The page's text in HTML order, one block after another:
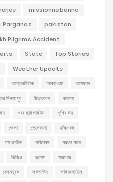
missionnabanna
Parganas
pakistan
Pilgrims Accident
State
Top Stories
Weather Update
আন্তর্জাতিক আবহাওয়া
আমফান
দিনাজপুর উত্তরবঙ্গ
করোনা
খবর হাইলাইটস
খুশির ঈদ
জেলা তেলেঙ্গানা
দক্ষিণবঙ্গ
পথ দুর্ঘটনা পশ্চিমবঙ্গ
প্রথম পাতা
ভিডিও ভ্রমণ
মারধোর
রেলমন্ত্রক লকডাউন
লাইফস্টাইল